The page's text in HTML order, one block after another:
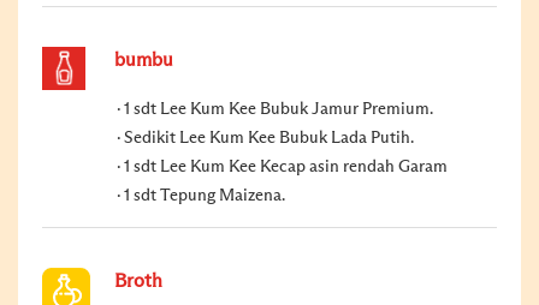
bumbu
1 sdt Lee Kum Kee Bubuk Jamur Premium.
Sedikit Lee Kum Kee Bubuk Lada Putih.
1 sdt Lee Kum Kee Kecap asin rendah Garam
1 sdt Tepung Maizena.
Broth